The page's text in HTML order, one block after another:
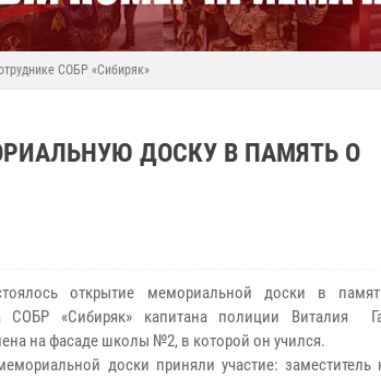
СОБР «Сибиряк»
ДОСКУ В ПАМЯТЬ О
открытие мемориальной доски в
СОБР «Сибиряк» капитана полиции Виталия
на фасаде школы №2, в которой он учился.
доски приняли участие: заместитель